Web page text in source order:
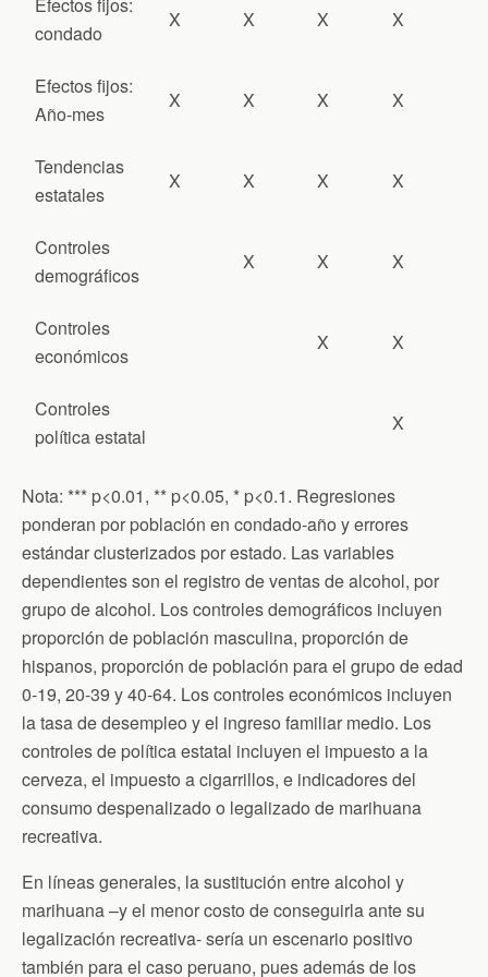
Efectos fijos:
condado
X X X X
Efectos fijos:
Año-mes
X X X X
Tendencias
estatales
X X X X
Controles
demográficos
X X X
Controles
económicos
X X
Controles
política estatal
X
Nota: *** p<0.01, ** p<0.05, * p<0.1. Regresiones
ponderan por población en condado-año y errores
estándar clusterizados por estado. Las variables
dependientes son el registro de ventas de alcohol, por
grupo de alcohol. Los controles demográficos incluyen
proporción de población masculina, proporción de
hispanos, proporción de población para el grupo de edad
0-19, 20-39 y 40-64. Los controles económicos incluyen
la tasa de desempleo y el ingreso familiar medio. Los
controles de política estatal incluyen el impuesto a la
cerveza, el impuesto a cigarrillos, e indicadores del
consumo despenalizado o legalizado de marihuana
recreativa.
En líneas generales, la sustitución entre alcohol y
marihuana –y el menor costo de conseguirla ante su
legalización recreativa- sería un escenario positivo
también para el caso peruano, pues además de los